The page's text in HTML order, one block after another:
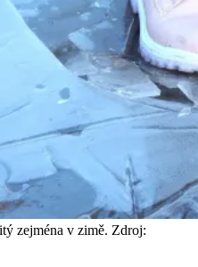
zejména v zimě. Zdroj: